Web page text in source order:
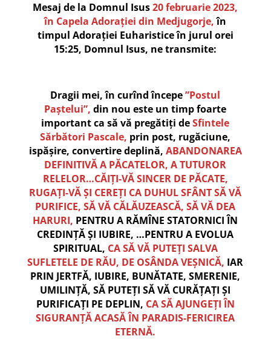
Mesaj de la Domnul Isus20 februarie 2023,
în Capela Adorației din Medjugorje,în
timpul Adorației Euharistice în jurul orei
15:25, Domnul Isus, ne transmite:
Dragii mei, în curînd începe”Postul
Paștelui”, din nou este un timp foarte
important ca să vă pregătiți deSfintele
Sărbători Pascale, prin post, rugăciune,
ispășire, convertire deplină, ABANDONAREA
DEFINITIVĂ A PĂCATELOR, A TUTUROR
RELELOR…CĂIȚI-VĂ SINCER DE PĂCATE,
RUGAȚI-VĂ ȘI CEREȚI CA DUHUL SFÂNT SĂ VĂ
PURIFICE, SĂ VĂ CĂLĂUZEASCĂ, SĂ VĂ DEA
HARURI, PENTRU A RĂMÎNE STATORNICI ÎN
CREDINȚĂ ȘI IUBIRE, …PENTRU A EVOLUA
SPIRITUAL, CA SĂ VĂ PUTEȚI SALVA
SUFLETELE DE RĂU, DE OSÂNDA VEȘNICĂ, IAR
PRIN JERTFĂ, IUBIRE, BUNĂTATE, SMERENIE,
UMILINȚĂ, SĂ PUTEȚI SĂ VĂ CURĂȚAȚI ȘI
PURIFICAȚI PE DEPLIN, CA SĂ AJUNGEȚI ÎN
SIGURANȚĂ ACASĂ ÎN PARADIS-FERICIREA
ETERNĂ.